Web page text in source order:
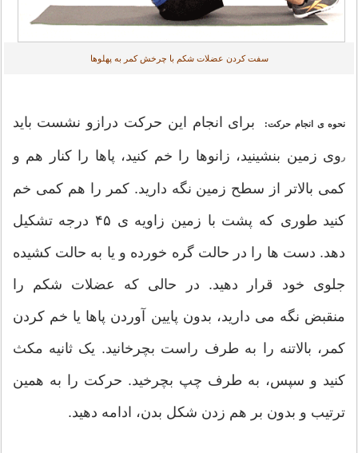
سفت کردن عضلات شکم با چرخش کمر به پهلوها
نحوه ی انجام حرکت: برای انجام این حرکت درازو نشست باید
ر وی زمین بنشینید، زانوها را خم کنید، پاها را کنار هم و
کمی بالاتر از سطح زمین نگه دارید. کمر را هم کمی خم
کنید طوری که پشت با زمین زاویه ی ۴۵ درجه تشکیل
دهد. دست ها را در حالت گره خورده و یا به حالت کشیده
جلوی خود قرار دهید. در حالی که عضلات شکم را
منقبض نگه می دارید، بدون پایین آوردن پاها یا خم کردن
کمر، بالاتنه را به طرف راست بچرخانید. یک ثانیه مکث
کنید و سپس، به طرف چپ بچرخید. حرکت را به همین
ترتیب و بدون بر هم زدن شکل بدن، ادامه دهید.